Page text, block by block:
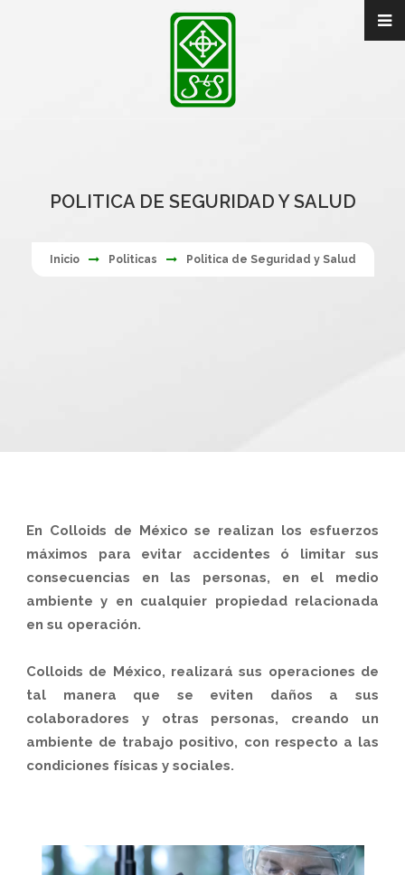
POLITICA DE SEGURIDAD Y SALUD
Inicio Politicas Politica de Seguridad y Salud
En Colloids de México se realizan los esfuerzos
máximos para evitar accidentes ó limitar sus
consecuencias en las personas, en el medio
ambiente y en cualquier propiedad relacionada
en su operación.
Colloids de México, realizará sus operaciones de
tal manera que se eviten daños a sus
colaboradores y otras personas, creando un
ambiente de trabajo positivo, con respecto a las
condiciones físicas y sociales.